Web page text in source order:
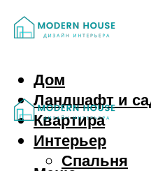
Дом
Ландшафт и
Квартира
Интерьер
Спальня